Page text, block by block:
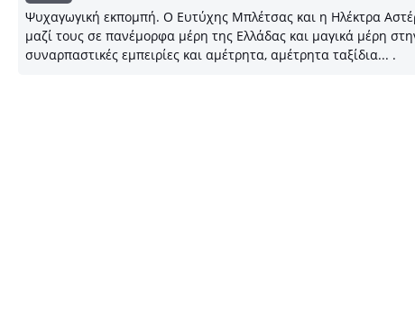
Ψυχαγωγική εκπομπή. Ο Ευτύχης Μπλέτσας και η Ηλέκτρα
μαζί τους σε πανέμορφα μέρη της Ελλάδας και μαγικά μέρη
συναρπαστικές εμπειρίες και αμέτρητα, αμέτρητα ταξίδια... .